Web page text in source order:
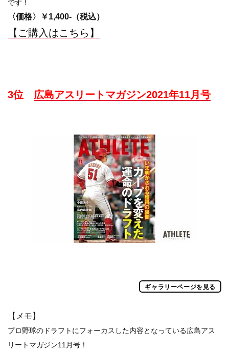
です！
〈価格〉￥1,400-（税込）
【ご購入はこちら】
3位 広島アスリートマガジン2021年11月号
ギャラリーページを見る
【メモ】
プロ野球のドラフトにフォーカスした内容となっている広島アス
リートマガジン11月号！